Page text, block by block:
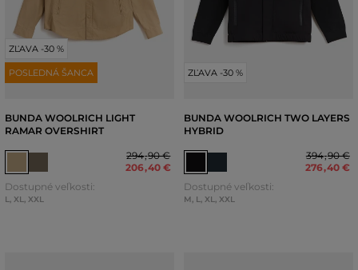
ZĽAVA -30 %
POSLEDNÁ ŠANCA
BUNDA WOOLRICH LIGHT
RAMAR OVERSHIRT
294,90 €
206,40 €
Dostupné veľkosti:
L, XL, XXL
ZĽAVA -30 %
BUNDA WOOLRICH TWO LAYERS
HYBRID
394,90 €
276,40 €
Dostupné veľkosti:
M, L, XL, XXL